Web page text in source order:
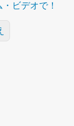
ビデオで！